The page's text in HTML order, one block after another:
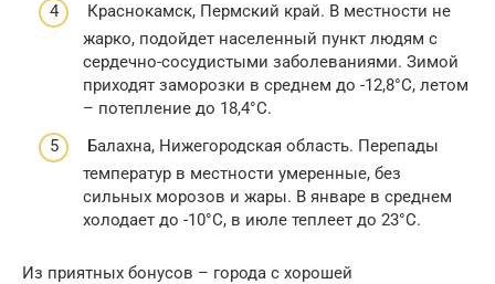
Краснокамск, Пермский край. В местности не
жарко, подойдет населенный пункт людям с
сердечно-сосудистыми заболеваниями. Зимой
приходят заморозки в среднем до -12,8°С, летом
– потепление до 18,4°С.
Балахна, Нижегородская область. Перепады
температур в местности умеренные, без
сильных морозов и жары. В январе в среднем
холодает до -10°С, в июле теплеет до 23°С.
Из приятных бонусов – города с хорошей